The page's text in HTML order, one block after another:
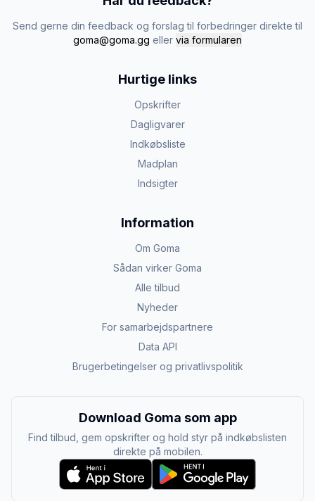
Send gerne din feedback og forslag til forbedringer direkte til
goma@goma.gg eller via formularen
Hurtige links
Opskrifter
Dagligvarer
Indkøbsliste
Madplan
Indsigter
Information
Om Goma
Sådan virker Goma
Alle tilbud
Nyheder
For samarbejdspartnere
Data API
Brugerbetingelser og privatlivspolitik
Download Goma som app
Find tilbud, gem opskrifter og hold styr på indkøbslisten
direkte på mobilen.